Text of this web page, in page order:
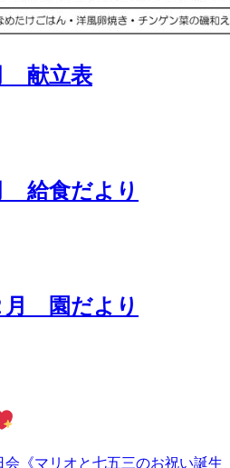
献立表
給食だより
園だより
《マリオと七五三のお祝い誕生